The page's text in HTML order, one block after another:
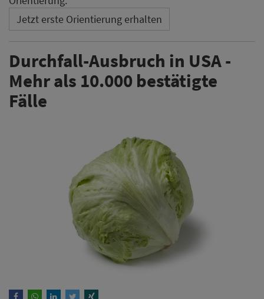
Jetzt erste Orientierung erhalten
Durchfall-Ausbruch in USA -
Mehr als 10.000 bestätigte
Fälle